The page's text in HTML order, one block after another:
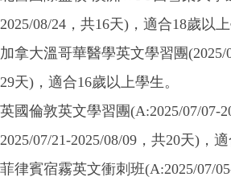
2025/08/24，共16天)，適合18歲以上
加拿大溫哥華醫學英文學習團(2025/
29天)，適合16歲以上學生。
英國倫敦英文學習團(A:2025/07/07-
2025/07/21-2025/08/09，共20天)，適
菲律賓宿霧英文衝刺班(A:2025/07/